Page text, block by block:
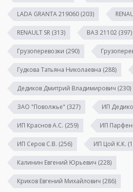
LADA GRANTA 219060 (203)
RENAULT SR (313) ВАЗ 21102 (397)
Грузоперевозки (290)
Гудкова Татьяна Николаевна (288)
Дедиков Дмитрий Владимирович (230)
ЗАО "Поволжье" (327) ИП
ИП Краснов А.С. (259) ИП
ИП Серов С.В. (256) ИП Цой К.К.
Калинин Евгений Юрьевич (228)
Криков Евгений Михайлович (286)